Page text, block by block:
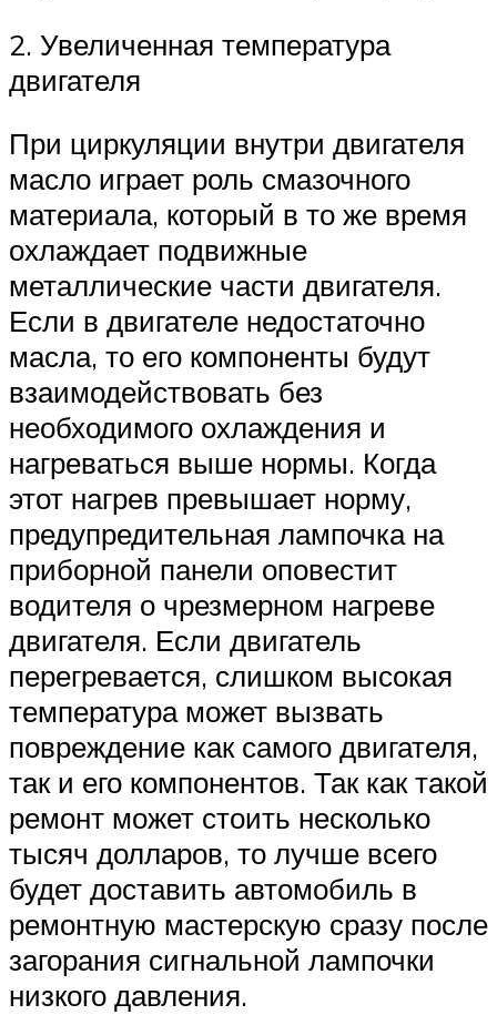
2. Увеличенная температура
двигателя
При циркуляции внутри двигателя
масло играет роль смазочного
материала, который в то же время
охлаждает подвижные
металлические части двигателя.
Если в двигателе недостаточно
масла, то его компоненты будут
взаимодействовать без
необходимого охлаждения и
нагреваться выше нормы. Когда
этот нагрев превышает норму,
предупредительная лампочка на
приборной панели оповестит
водителя о чрезмерном нагреве
двигателя. Если двигатель
перегревается, слишком высокая
температура может вызвать
повреждение как самого двигателя,
так и его компонентов. Так как такой
ремонт может стоить несколько
тысяч долларов, то лучше всего
будет доставить автомобиль в
ремонтную мастерскую сразу после
загорания сигнальной лампочки
низкого давления.